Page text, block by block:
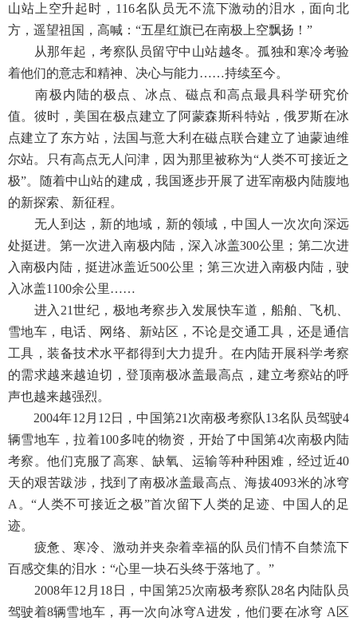
山站上空升起时，116名队员无不流下激动的泪水，面向北
方，遥望祖国，高喊：“五星红旗已在南极上空飘扬！”
从那年起，考察队员留守中山站越冬。孤独和寒冷考验
着他们的意志和精神、决心与能力……持续至今。
南极内陆的极点、冰点、磁点和高点最具科学研究价
值。彼时，美国在极点建立了阿蒙森斯科特站，俄罗斯在冰
点建立了东方站，法国与意大利在磁点联合建立了迪蒙迪维
尔站。只有高点无人问津，因为那里被称为“人类不可接近之
极”。随着中山站的建成，我国逐步开展了进军南极内陆腹地
的新探索、新征程。
无人到达，新的地域，新的领域，中国人一次次向深远
处挺进。第一次进入南极内陆，深入冰盖300公里；第二次进
入南极内陆，挺进冰盖近500公里；第三次进入南极内陆，驶
入冰盖1100余公里……
进入21世纪，极地考察步入发展快车道，船舶、飞机、
雪地车，电话、网络、新站区，不论是交通工具，还是通信
工具，装备技术水平都得到大力提升。在内陆开展科学考察
的需求越来越迫切，登顶南极冰盖最高点，建立考察站的呼
声也越来越强烈。
2004年12月12日，中国第21次南极考察队13名队员驾驶4
辆雪地车，拉着100多吨的物资，开始了中国第4次南极内陆
考察。他们克服了高寒、缺氧、运输等种种困难，经过近40
天的艰苦跋涉，找到了南极冰盖最高点、海拔4093米的冰穹
A。“人类不可接近之极”首次留下人类的足迹、中国人的足
迹。
疲惫、寒冷、激动并夹杂着幸福的队员们情不自禁流下
百感交集的泪水：“心里一块石头终于落地了。”
2008年12月18日，中国第25次南极考察队28名内陆队员
驾驶着8辆雪地车，再一次向冰穹A进发，他们要在冰穹 A区